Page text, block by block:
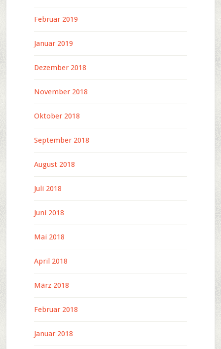
Februar 2019
Januar 2019
Dezember 2018
November 2018
Oktober 2018
September 2018
August 2018
Juli 2018
Juni 2018
Mai 2018
April 2018
März 2018
Februar 2018
Januar 2018